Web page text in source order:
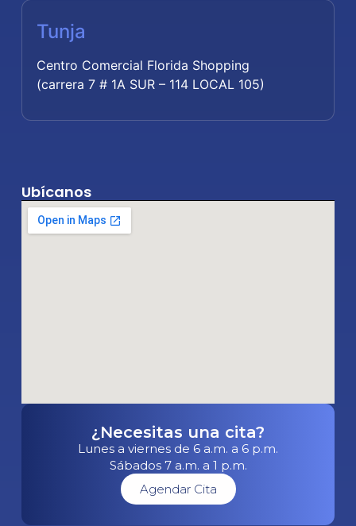
Tunja
Centro Comercial Florida Shopping
(carrera 7 # 1A SUR – 114 LOCAL 105)
Ubícanos
¿Necesitas una cita?
Lunes a viernes de 6 a.m. a 6 p.m.
Sábados 7 a.m. a 1 p.m.
Agendar Cita